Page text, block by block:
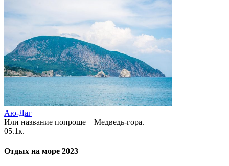
Аю-Даг
Или название попроще – Медведь-гора.
05.1к.
Отдых на море 2023